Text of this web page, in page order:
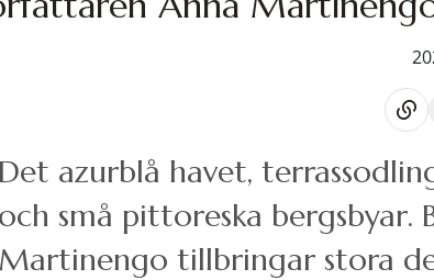
Det azurblå havet,
och små pittoreska
Martinengo tillbringar stora